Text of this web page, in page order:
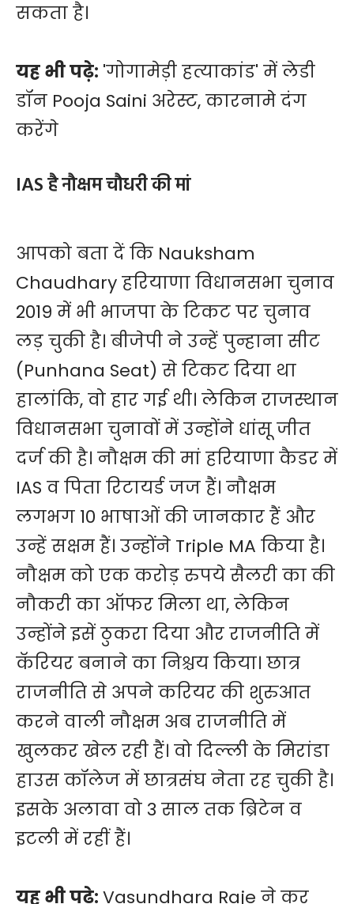
सकता है।
यह भी पढ़े: 'गोगामेड़ी हत्याकांड' में लेडी
डॉन Pooja Saini अरेस्ट, कारनामे दंग
करेंगे
IAS है नौक्षम चौधरी की मां
आपको बता दें कि Nauksham
Chaudhary हरियाणा विधानसभा चुनाव
2019 में भी भाजपा के टिकट पर चुनाव
लड़ चुकी है। बीजेपी ने उन्हें पुन्हाना सीट
(Punhana Seat) से टिकट दिया था
हालांकि, वो हार गई थी। लेकिन राजस्थान
विधानसभा चुनावों में उन्होंने धांसू जीत
दर्ज की है। नौक्षम की मां हरियाणा कैडर में
IAS व पिता रिटायर्ड जज हैं। नौक्षम
लगभग 10 भाषाओं की जानकार हैं और
उन्हें सक्षम हैं। उन्होंने Triple MA किया है।
नौक्षम को एक करोड़ रुपये सैलरी का की
नौकरी का ऑफर मिला था, लेकिन
उन्होंने इसें ठुकरा दिया और राजनीति में
कॅरियर बनाने का निश्चय किया। छात्र
राजनीति से अपने करियर की शुरुआत
करने वाली नौक्षम अब राजनीति में
खुलकर खेल रही हैं। वो दिल्‍ली के मिरांडा
हाउस कॉलेज में छात्रसंघ नेता रह चुकी है।
इसके अलावा वो 3 साल तक ब्रिटेन व
इटली में रहीं हैं।
यह भी पढ़े:Vasundhara Raje ने कर